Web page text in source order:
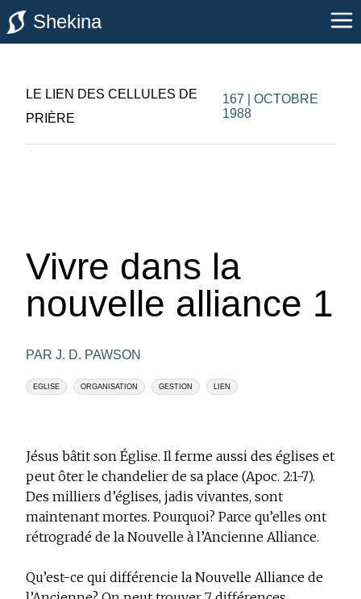
Shekina
LE LIEN DES CELLULES DE
PRIÈRE
167 | OCTOBRE
1988
Vivre dans la
nouvelle alliance 1
PAR J. D. PAWSON
EGLISE ORGANISATION GESTION LIEN
Jésus bâtit son Église. Il ferme aussi des églises et
peut ôter le chandelier de sa place (Apoc. 2:1-7).
Des milliers d’églises, jadis vivantes, sont
maintenant mortes. Pourquoi? Parce qu’elles ont
rétrogradé de la Nouvelle à l’Ancienne Alliance.
Qu’est-ce qui différencie la Nouvelle Alliance de